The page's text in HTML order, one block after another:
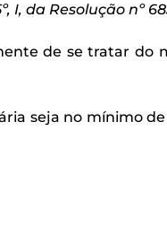
º, I, da Resolução nº
de se tratar do
seja no mínimo